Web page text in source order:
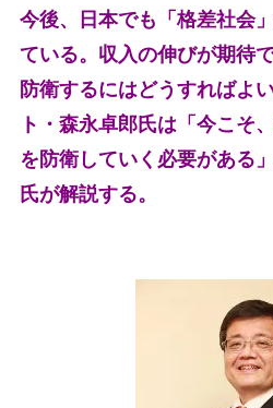
今後、日本でも「格差社会
ている。収入の伸びが期待
防衛するにはどうすればよ
ト・森永卓郎氏は「今こそ
を防衛していく必要がある
氏が解説する。